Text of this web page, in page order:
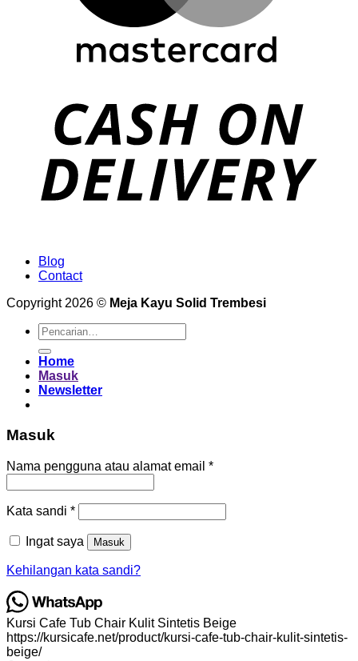
Blog
Contact
Copyright 2026 © Meja Kayu Solid Trembesi
Pencarian
untuk:
Home
Masuk
Newsletter
Masuk
Nama pengguna atau alamat email *Wajib
Kata sandi *Wajib
Ingat saya Masuk
Kehilangan kata sandi?
Kursi Cafe Tub Chair Kulit Sintetis Beige
https://kursicafe.net/product/kursi-cafe-tub-chair-kulit-sintetis-
beige/